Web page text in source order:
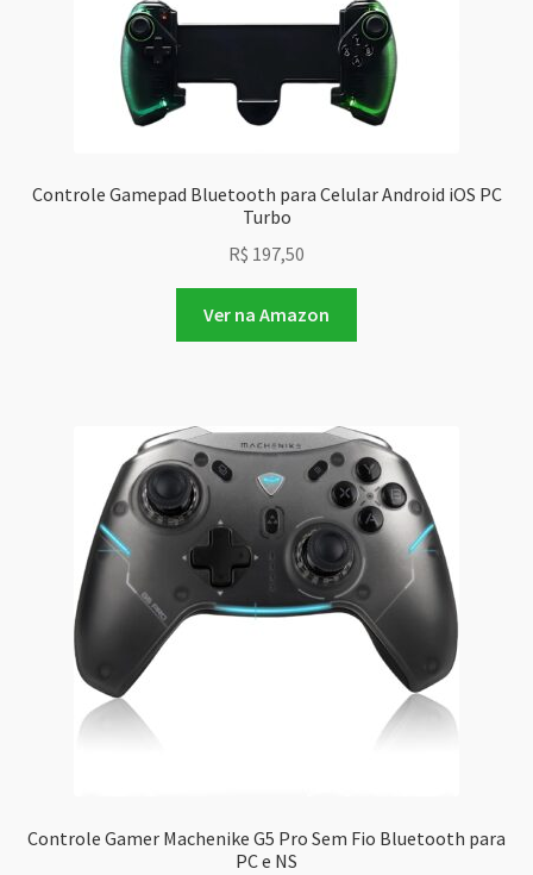
Controle Gamepad Bluetooth para Celular Android iOS PC
Turbo
R$ 197,50
Ver na Amazon
Controle Gamer Machenike G5 Pro Sem Fio Bluetooth para
PC e NS